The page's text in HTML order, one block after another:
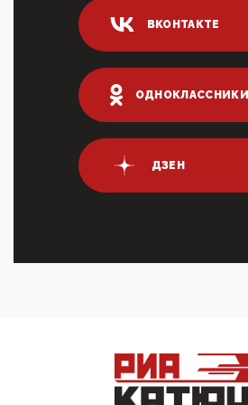
04:47, 10 Апреля 2026
ИНН для переводов по СБП это
логических двухЗаполнение
переводах по ...
03:35, 10 Апреля 2026
Суммарное вознаграждение
крупных банках по итогам 2025
03:01, 10 Апреля 2026
Террорист и убийца Буданов
что союзники просили Киев не
входМошенники активно
Госуслугах уме...
12:01, 10 Апреля 2026
ВКОНТАКТЕ
ОДНОКЛАССНИКИ
ДЗЕН